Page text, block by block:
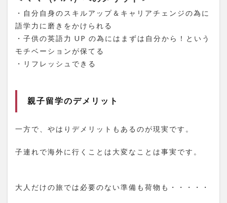
ランキ
ング
1.8
国別
にみ
子留
1.8.1
*マレー
シア
＊ハワ
イ
・自分自身のスキルアップ＆キャリアチェンジの為に
語学力に磨きをかけられる
・子供の英語力 UP の為にはまずは自分から！という
モチベーションが保てる
・リフレッシュできる
親子留学のデメリット
一方で、やはりデメリットもあるのが現実です。
子連れで海外に行くことは大変なことは事実です。
大人だけの旅では必要のない準備も荷物も・・・・・